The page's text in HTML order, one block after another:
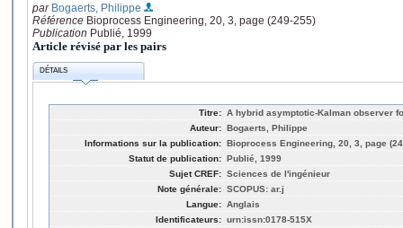
par Bogaerts, Philippe
Référence Bioprocess Engineering, 20, 3, page (249-255)
Publication Publié, 1999
Article révisé par les pairs
DÉTAILS
Titre: A hybrid asymptotic-Kalman observer
Auteur: Bogaerts, Philippe
Informations sur la publication: Bioprocess Engineering, 20, 3, page
Statut de publication: Publié, 1999
Sujet CREF: Sciences de l'ingénieur
Note générale: SCOPUS: ar.j
Langue: Anglais
Identificateurs: urn:issn:0178-515X